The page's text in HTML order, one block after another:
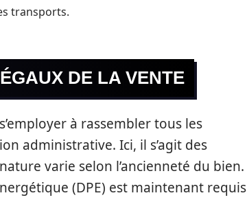
transports.
DE LA VENTE
à rassembler tous les
administrative. Ici, il s’agit des
varie selon l’ancienneté du bien.
(DPE) est maintenant requis